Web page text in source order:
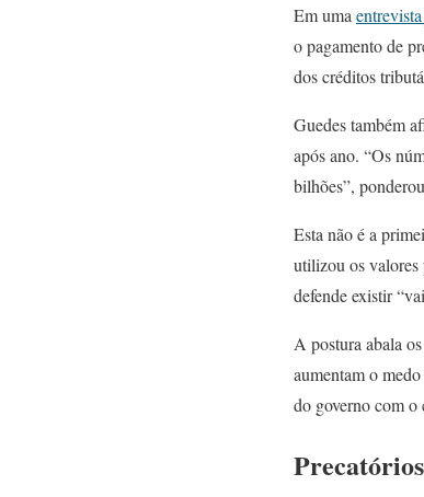
Em uma
o pagamento de
dos créditos
Guedes também
após ano. “Os
bilhões”,
Esta não é a
utilizou os valores
defende existir
A postura abala
aumentam o
do governo com o